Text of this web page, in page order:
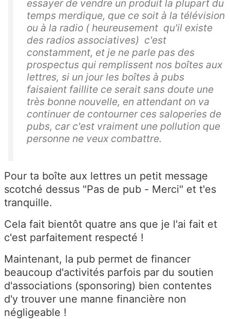
essayer de vendre un produit la plupart du
temps merdique, que ce soit à la télévision
ou à la radio ( heureusement qu'il existe
des radios associatives) c'est
constamment, et je ne parle pas des
prospectus qui remplissent nos boîtes aux
lettres, si un jour les boîtes à pubs
faisaient faillite ce serait sans doute une
très bonne nouvelle, en attendant on va
continuer de contourner ces saloperies de
pubs, car c'est vraiment une pollution que
personne ne veux combattre.
Pour ta boîte aux lettres un petit message
scotché dessus "Pas de pub - Merci" et t'es
tranquille.
Cela fait bientôt quatre ans que je l'ai fait et
c'est parfaitement respecté !
Maintenant, la pub permet de financer
beaucoup d'activités parfois par du soutien
d'associations (sponsoring) bien contentes
d'y trouver une manne financière non
négligeable !